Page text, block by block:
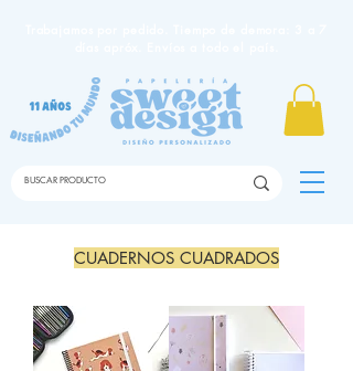
CUADERNOS CUADRADOS